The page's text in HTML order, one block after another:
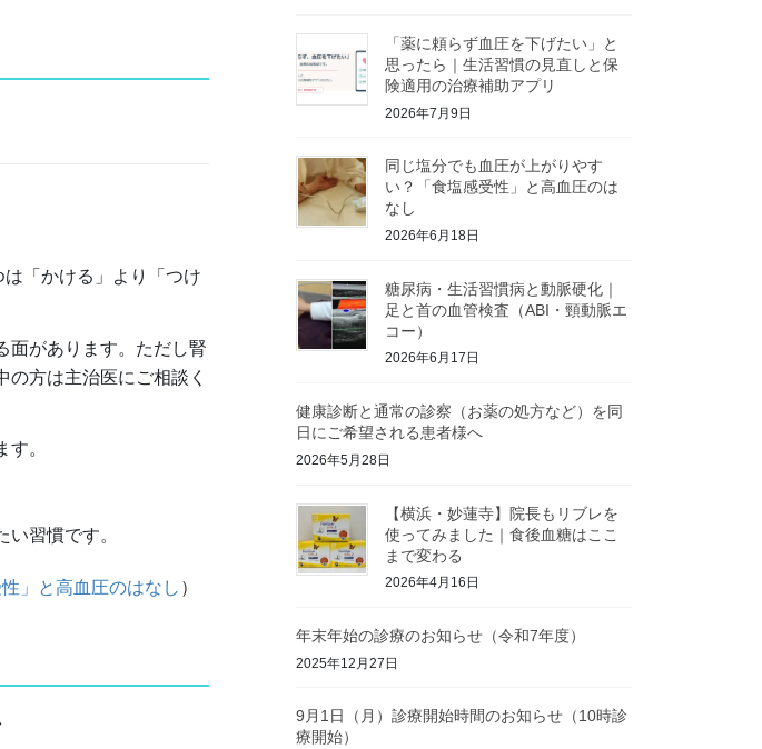
「かける」より「つけ
面があります。ただし腎
方は主治医にご相談く
。
習慣です。
」と高血圧のはなし ）
「薬に頼らず血圧を下げたい」と
思ったら｜生活習慣の見直しと保
険適用の治療補助アプリ
2026年7月9日
同じ塩分でも血圧が上がりやす
い？「食塩感受性」と高血圧のは
なし
2026年6月18日
糖尿病・生活習慣病と動脈硬化｜
足と首の血管検査（ABI・頸動脈エ
コー）
2026年6月17日
健康診断と通常の診察（お薬の処方など）を同
日にご希望される患者様へ
2026年5月28日
【横浜・妙蓮寺】院長もリブレを
使ってみました｜食後血糖はここ
まで変わる
2026年4月16日
年末年始の診療のお知らせ（令和7年度）
2025年12月27日
9月1日（月）診療開始時間のお知らせ（10時診
療開始）